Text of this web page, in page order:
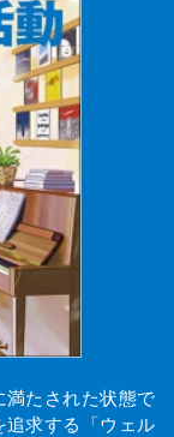
満たされた状態で
追求する「ウェル